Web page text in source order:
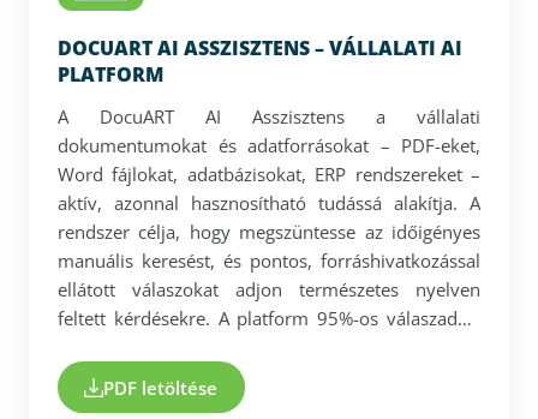
DOCUART AI ASSZISZTENS – VÁLLALATI AI
PLATFORM
A DocuART AI Asszisztens a vállalati
dokumentumokat és adatforrásokat – PDF-eket,
Word fájlokat, adatbázisokat, ERP rendszereket –
aktív, azonnal hasznosítható tudássá alakítja. A
rendszer célja, hogy megszüntesse az időigényes
manuális keresést, és pontos, forráshivatkozással
ellátott válaszokat adjon természetes nyelven
feltett kérdésekre. A platform 95%-os válaszadási
piaci átlagot. A megoldás zárt, biztonságos
környezetben fut, így az érzékeny vállalati adatok
PDF letöltése